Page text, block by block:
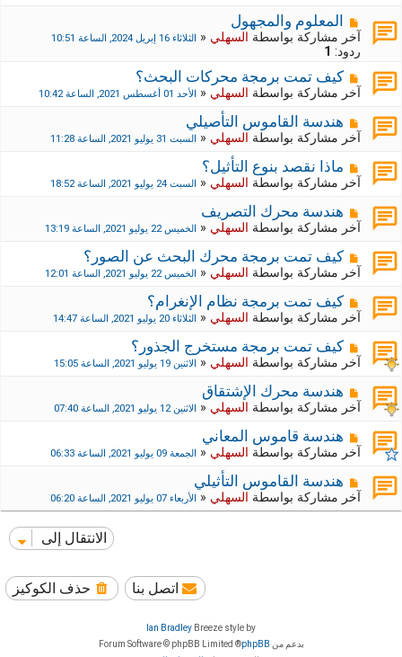
المعلوم والمجهول
آخر مشاركة بواسطة السهلي « الثلاثاء 16 إبريل 2024, الساعة 10:51
ردود: 1
كيف تمت برمجة محركات البحث؟
آخر مشاركة بواسطة السهلي « الأحد 01 أغسطس 2021, الساعة 10:42
هندسة القاموس التأصيلي
آخر مشاركة بواسطة السهلي « السبت 31 يوليو 2021, الساعة 11:28
ماذا نقصد بنوع التأثيل؟
آخر مشاركة بواسطة السهلي « السبت 24 يوليو 2021, الساعة 18:52
هندسة محرك التصريف
آخر مشاركة بواسطة السهلي « الخميس 22 يوليو 2021, الساعة 13:19
كيف تمت برمجة محرك البحث عن الصور؟
آخر مشاركة بواسطة السهلي « الخميس 22 يوليو 2021, الساعة 12:01
كيف تمت برمجة نظام الإنغرام؟
آخر مشاركة بواسطة السهلي « الثلاثاء 20 يوليو 2021, الساعة 14:47
كيف تمت برمجة مستخرج الجذور؟
آخر مشاركة بواسطة السهلي « الاثنين 19 يوليو 2021, الساعة 15:05
هندسة محرك الإشتقاق
آخر مشاركة بواسطة السهلي « الاثنين 12 يوليو 2021, الساعة 07:40
هندسة قاموس المعاني
آخر مشاركة بواسطة السهلي « الجمعة 09 يوليو 2021, الساعة 06:33
هندسة القاموس التأثيلي
آخر مشاركة بواسطة السهلي « الأربعاء 07 يوليو 2021, الساعة 06:20
الانتقال إلى
حذف الكوكيز اتصل بنا
Breeze style by
Ian Bradley
بدعم من phpBB
® Forum Software © phpBB Limited